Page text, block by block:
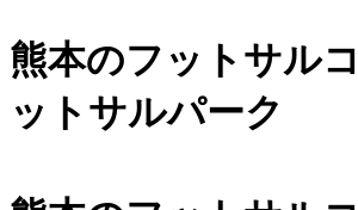
熊本のフットサル
ットサルパーク